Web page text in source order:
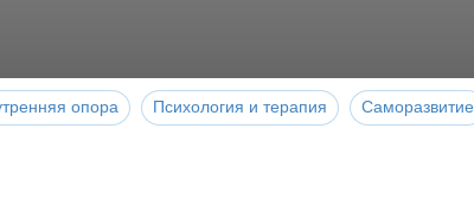
опора Психология и терапия Саморазвитие